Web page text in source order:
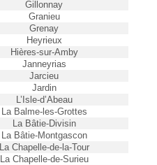
Gillonnay
Granieu
Grenay
Heyrieux
Hières-sur-Amby
Janneyrias
Jarcieu
Jardin
L’Isle-d’Abeau
La Balme-les-Grottes
La Bâtie-Divisin
La Bâtie-Montgascon
La Chapelle-de-la-Tour
La Chapelle-de-Surieu